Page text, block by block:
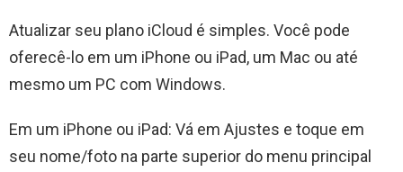
Atualizar seu plano iCloud é simples. Você pode
oferecê-lo em um iPhone ou iPad, um Mac ou até
mesmo um PC com Windows.
Em um iPhone ou iPad: Vá em Ajustes e toque em
seu nome/foto na parte superior do menu principal